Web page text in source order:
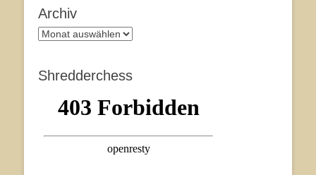
Archiv
Archiv
Shredderchess